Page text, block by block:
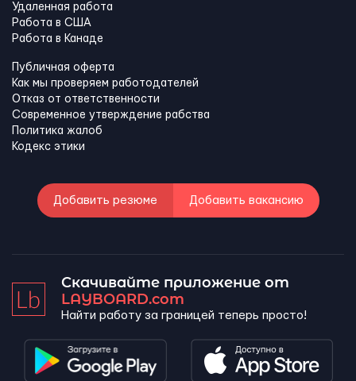
Удаленная работа
Работа в США
Работа в Канадe
Публичная оферта
Как мы проверяем работодателей
Отказ от ответственности
Современное утверждение рабства
Политика жалоб
Кодекс этики
Добавить резюме Добавить вакансию
Скачивайте приложение от
LAYBOARD.com
Найти работу за границей теперь просто!